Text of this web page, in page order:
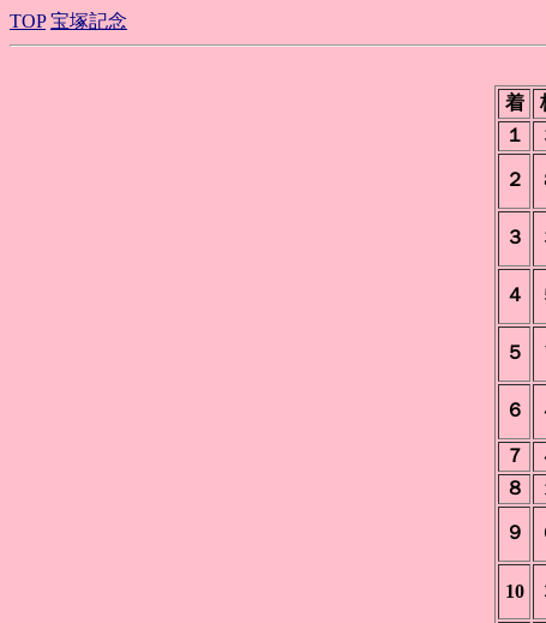
TOP 宝塚記念
着
１
２
３
４
５
６
７
８
９
10